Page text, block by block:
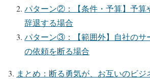
パターン②：【条件・予算】予算
辞退する場合
パターン③：【範囲外】自社のサ
の依頼を断る場合
まとめ：断る勇気が、お互いのビジ